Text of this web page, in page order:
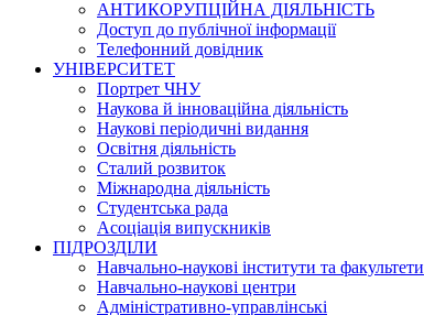
АНТИКОРУПЦІЙНА ДІЯЛЬНІСТЬ
Доступ до публічної інформації
Телефонний довідник
УНІВЕРСИТЕТ
Портрет ЧНУ
Наукова й інноваційна діяльність
Наукові періодичні видання
Освітня діяльність
Сталий розвиток
Міжнародна діяльність
Студентська рада
Асоціація випускників
ПІДРОЗДІЛИ
Навчально-наукові інститути та факультети
Навчально-наукові центри
Адміністративно-управлінські